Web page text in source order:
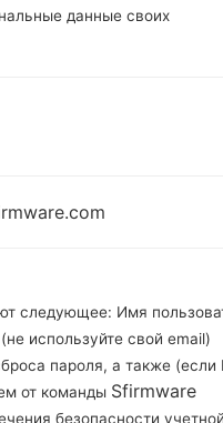
→ SamsungGT-N5120
прошивки
ли номер
для AUSTRALIA.
прошивки
данные своих
следующее: Имя
используйте свой email)
пароля, а также (если
от команды Sfirmware
безопасности учетной